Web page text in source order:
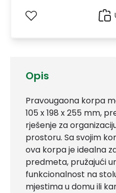
Opis
Pravougaona korpa
105 x 198 x 255 mm,
rješenje za
prostoru. Sa svojim
ova korpa je idealna
predmeta, pružajući
funkcionalnost na
mjestima u domu ili